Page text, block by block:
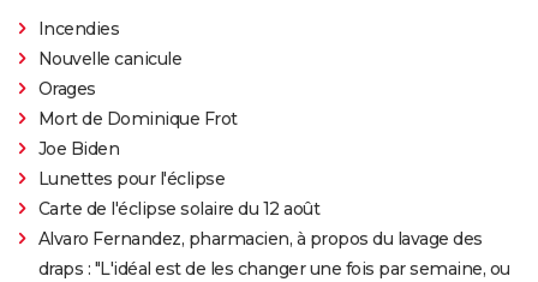
Incendies
Nouvelle canicule
Orages
Mort de Dominique Frot
Joe Biden
Lunettes pour l'éclipse
Carte de l'éclipse solaire du 12 août
Alvaro Fernandez, pharmacien, à propos du lavage des
draps : "L'idéal est de les changer une fois par semaine, ou